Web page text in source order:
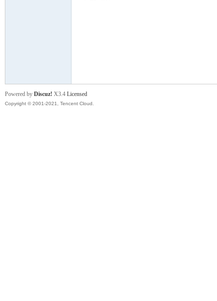
Powered by Discuz! X3.4 Licensed
Copyright © 2001-2021, Tencent Cloud.